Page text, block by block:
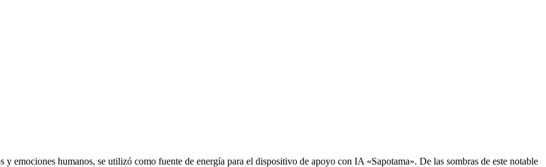
humanos, se utilizó como fuente de energía para el dispositivo de apoyo con IA «Sapotama». De las sombras de este notable